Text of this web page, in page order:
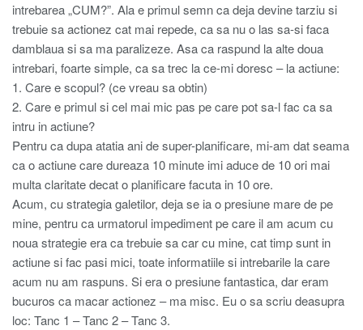
intrebarea „CUM?”. Ala e primul semn ca deja devine tarziu si
trebuie sa actionez cat mai repede, ca sa nu o las sa-si faca
damblaua si sa ma paralizeze. Asa ca raspund la alte doua
intrebari, foarte simple, ca sa trec la ce-mi doresc – la actiune:
1. Care e scopul? (ce vreau sa obtin)
2. Care e primul si cel mai mic pas pe care pot sa-l fac ca sa
intru in actiune?
Pentru ca dupa atatia ani de super-planificare, mi-am dat seama
ca o actiune care dureaza 10 minute imi aduce de 10 ori mai
multa claritate decat o planificare facuta in 10 ore.
Acum, cu strategia galetilor, deja se ia o presiune mare de pe
mine, pentru ca urmatorul impediment pe care il am acum cu
noua strategie era ca trebuie sa car cu mine, cat timp sunt in
actiune si fac pasi mici, toate informatiile si intrebarile la care
acum nu am raspuns. Si era o presiune fantastica, dar eram
bucuros ca macar actionez – ma misc. Eu o sa scriu deasupra
loc: Tanc 1 – Tanc 2 – Tanc 3.